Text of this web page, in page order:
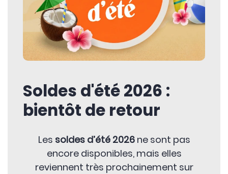
Soldes d'été 2026 :
bientôt de retour
Les soldes d’été 2026ne sont pas
encore disponibles, mais elles
reviennent très prochainement sur